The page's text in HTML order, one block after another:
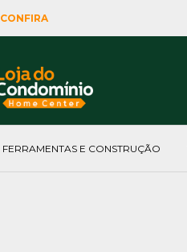
CONFIRA
FERRAMENTAS E CONSTRUÇÃO